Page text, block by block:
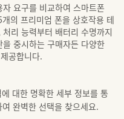
요구를 비교하여 스마트폰
의 프리미엄 폰을 상호작용 테
리 능력부터 배터리 수명까지
중시하는 구매자든 다양한
공합니다.
대한 명확한 세부 정보를 통
완벽한 선택을 찾으세요.